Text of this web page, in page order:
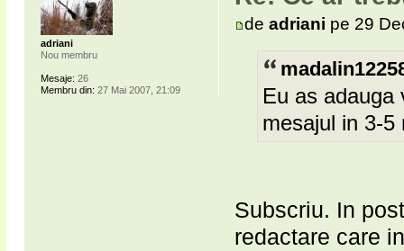
deadriani pe 29
Eu as adauga
mesajul in 3-5
Subscriu. In
redactare care
adriani
Nou membru
Mesaje: 26
Membru din: 27 Mai 2007, 21:09